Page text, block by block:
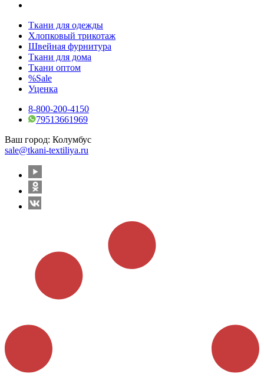
Ткани для одежды
Хлопковый трикотаж
Швейная фурнитура
Ткани для дома
Ткани оптом
%Sale
Уценка
8-800-200-4150
79513661969
Ваш город: Колумбус
sale@tkani-textiliya.ru